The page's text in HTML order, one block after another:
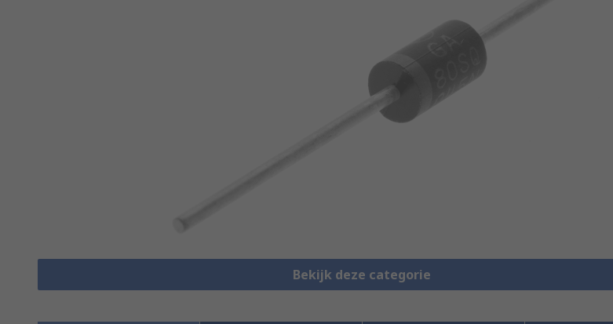
Bekijk deze categorie